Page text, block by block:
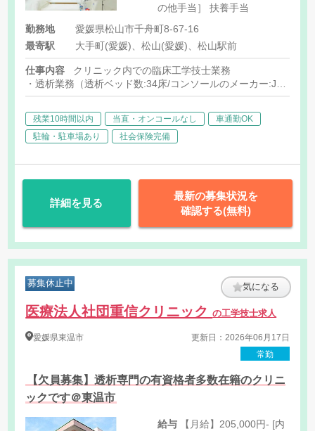
の他手当］ 扶養手当
勤務地
愛媛県松山市千舟町8-67-16
最寄駅
大手町(愛媛)、松山(愛媛)、松山駅前
仕事内容
クリニック内での臨床工学技士業務
・透析業務（透析ベッド数:34床/コンソールのメーカー:JMS）
残業10時間以内 当直・オンコールなし
車通勤OK
駐輪・駐車場あり
社会保険完備
詳細を見る
最新の募集状況を
確認する(無料)
募集休止中 気になる
医療法人社団重信クリニックの工学技士求人
愛媛県東温市
更新日：2026年06月17日
常勤
【欠員募集】透析専門の有資格者多数在籍のクリニ
ックです＠東温市
給与